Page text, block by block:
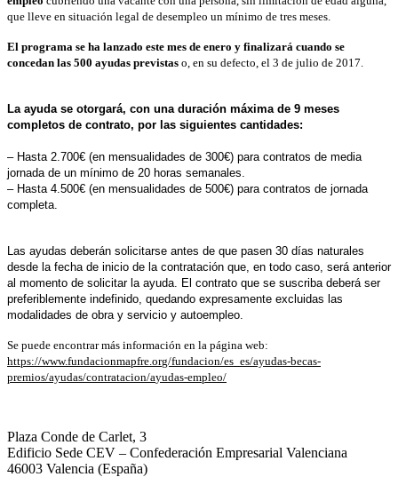
que lleve en situación legal de desempleo un mínimo de tres meses.
El programa se ha lanzado este mes de enero y finalizará cuando se
concedan las 500 ayudas previstas o, en su defecto, el 3 de julio de 2017.
La ayuda se otorgará, con una duración máxima de 9 meses
completos de contrato, por las siguientes cantidades:
– Hasta 2.700€ (en mensualidades de 300€) para contratos de media
jornada de un mínimo de 20 horas semanales.
– Hasta 4.500€ (en mensualidades de 500€) para contratos de jornada
completa.
Las ayudas deberán solicitarse antes de que pasen 30 días naturales
desde la fecha de inicio de la contratación que, en todo caso, será anterior
al momento de solicitar la ayuda. El contrato que se suscriba deberá ser
preferiblemente indefinido, quedando expresamente excluidas las
modalidades de obra y servicio y autoempleo.
Se puede encontrar más información en la página web:
https://www.fundacionmapfre.org/fundacion/es_es/ayudas-becas-
premios/ayudas/contratacion/ayudas-empleo/
Plaza Conde de Carlet, 3
Edificio Sede CEV – Confederación Empresarial Valenciana
46003 Valencia (España)